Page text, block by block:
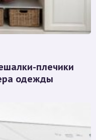
плечики
одежды